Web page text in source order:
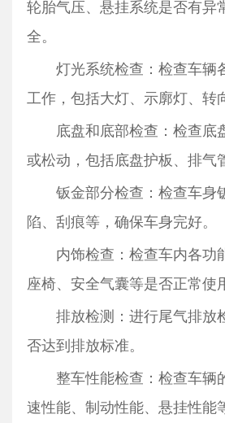
轮胎气压、悬挂系统是否有异
全。
灯光系统检查：检查车辆
工作，包括大灯、示廓灯、转
底盘和底部检查：检查底
或松动，包括底盘护板、排气
钣金部分检查：检查车身
陷、刮痕等，确保车身完好。
内饰检查：检查车内各功
座椅、安全气囊等是否正常使
排放检测：进行尾气排放
否达到排放标准。
整车性能检查：检查车辆
速性能、制动性能、悬挂性能